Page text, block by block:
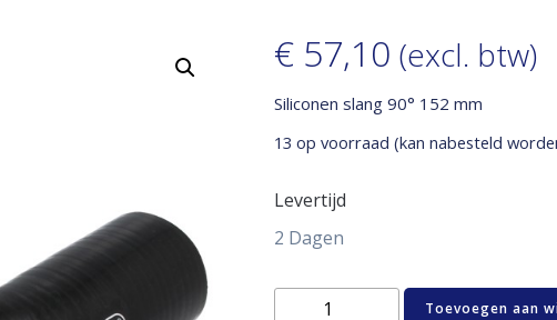
€57,10 (excl. btw)
Siliconen slang 90° 152 mm
13 op voorraad (kan nabesteld
Levertijd
2 Dagen
Siliconen
Toevoegen aan